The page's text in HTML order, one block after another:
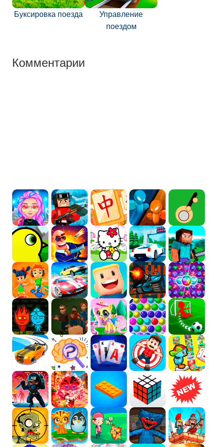
Буксировка поезда
Управление
поездом
Комментарии